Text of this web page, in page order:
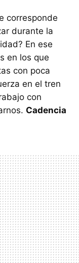
corresponde
durante la
En ese
en los que
con poca
en el tren
con
Cadencia